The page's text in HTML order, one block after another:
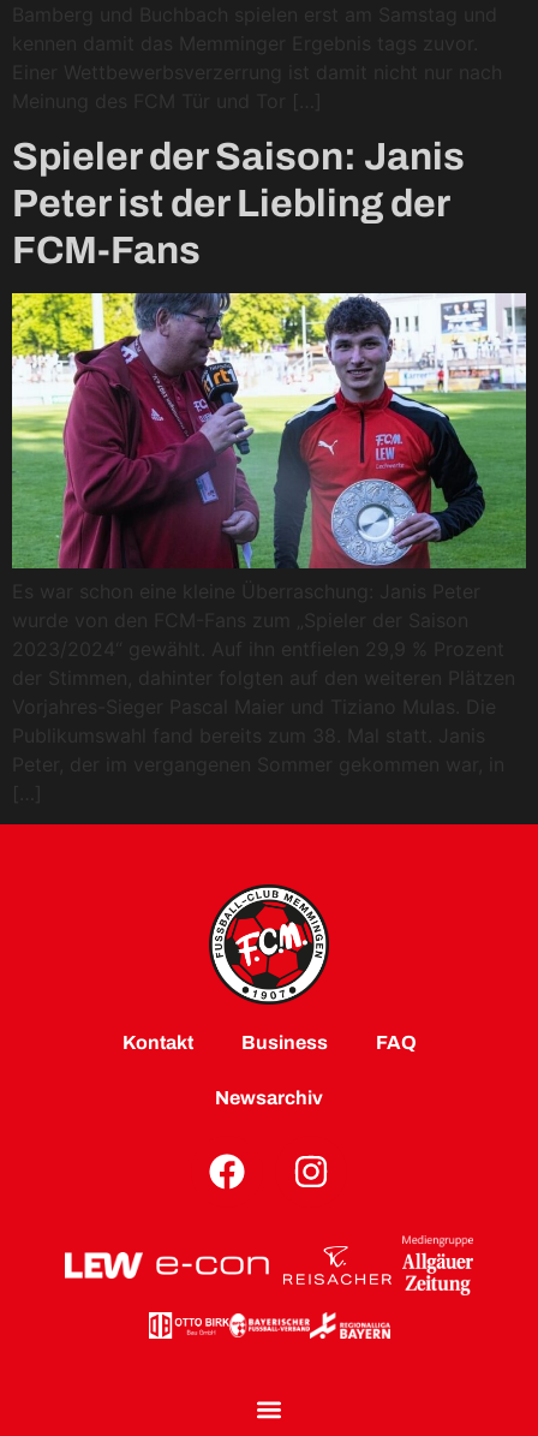
Bamberg und Buchbach spielen erst am Samstag und
kennen damit das Memminger Ergebnis tags zuvor.
Einer Wettbewerbsverzerrung ist damit nicht nur nach
Meinung des FCM Tür und Tor […]
Spieler der Saison: Janis
Peter ist der Liebling der
FCM-Fans
Es war schon eine kleine Überraschung: Janis Peter
wurde von den FCM-Fans zum „Spieler der Saison
2023/2024“ gewählt. Auf ihn entfielen 29,9 % Prozent
der Stimmen, dahinter folgten auf den weiteren Plätzen
Vorjahres-Sieger Pascal Maier und Tiziano Mulas. Die
Publikumswahl fand bereits zum 38. Mal statt. Janis
Peter, der im vergangenen Sommer gekommen war, in
Kontakt Business FAQ
Newsarchiv